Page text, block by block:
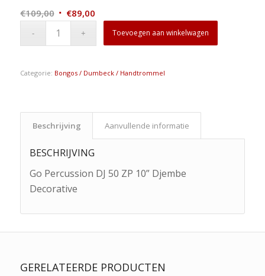
€109,00 Oorspronkelijke
was:
€89,00Huidige
prijs
Toevoegen aan winkelwagen
Categorie: Bongos / Dumbeck / Handtrommel
Beschrijving Aanvullende informatie
BESCHRIJVING
Go Percussion DJ 50 ZP 10” Djembe
Decorative
GERELATEERDE PRODUCTEN